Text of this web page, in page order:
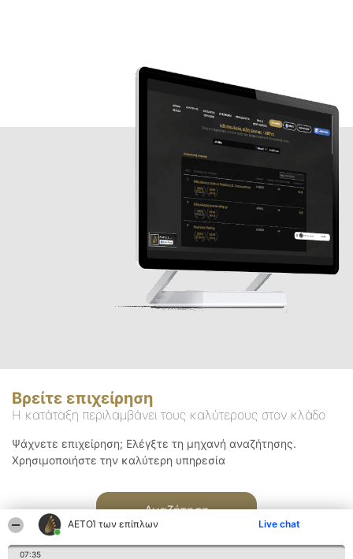
ΑΕΤΟΊ των επίπλων Live chat
07:35
Βρείτε επιχείρηση
Η κατάταξη περιλαμβάνει τους καλύτερους στον κλάδο
Ψάχνετε επιχείρηση; Ελέγξτε τη μηχανή αναζήτησης.
Χρησιμοποιήστε την καλύτερη υπηρεσία
Αναζήτηση